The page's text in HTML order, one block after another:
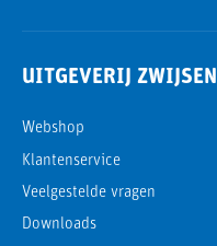
UITGEVERIJ ZWIJSEN
Webshop
Klantenservice
Veelgestelde vragen
Downloads